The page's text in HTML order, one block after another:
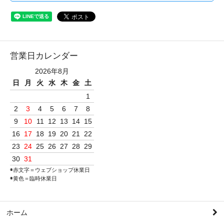
営業日カレンダー
2026年8月
日
月 火 水 木 金
土
1
2
3 4 5 6 7
8
9
10 11 12 13 14 15
16
17 18 19 20 21
22
23
24 25 26 27 28
29
30 31
◉赤文字＝ウェブショップ休業日
◉黄色＝臨時休業日
ホーム